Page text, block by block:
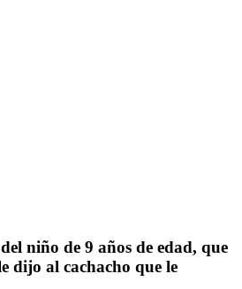
niño de 9 años de edad, que
dijo al cachacho que le